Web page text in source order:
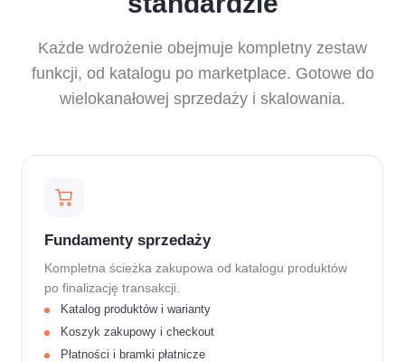
Dostęp do dokumentacji i bazy wiedzy
Każde wdrożenie obejmuje kompletny zestaw
funkcji, od katalogu po marketplace. Gotowe do
wielokanałowej sprzedaży i skalowania.
Fundamenty sprzedaży
Kompletna ścieżka zakupowa od katalogu produktów
po finalizację transakcji.
Katalog produktów i warianty
Koszyk zakupowy i checkout
Płatności i bramki płatnicze